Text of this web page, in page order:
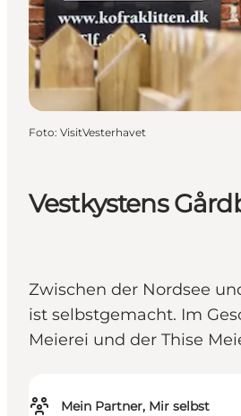
Vestkystens
Zwischen der Nordsee
ist selbstgemacht. Im
Meierei und der Thise
Mein Partner, Mir selbst
Foto: VisitVesterhavet